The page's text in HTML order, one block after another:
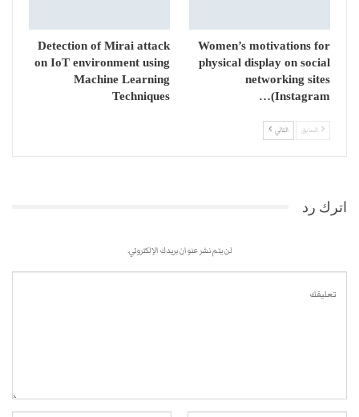
Women’s motivations for
physical display on social
networking sites
(Instagram…
Detection of Mirai attack
on IoT environment using
Machine Learning
Techniques
السابق التالي
اترك رد
لن يتم نشر عنوان بريدك الإلكتروني.